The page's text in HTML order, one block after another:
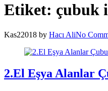
Etiket: çubuk
Kas22018 by Hacı AliNo
2.El Eşya Alanlar